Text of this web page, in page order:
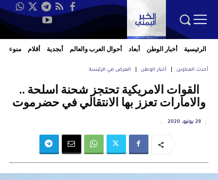
الرئيسية أخبار الوطن أبعاد أحوال العرب والعالم أبجدية أقلام منوعات
أحدث العناوين أخبار الوطن العرض في الرئيسة
القوات الامريكية تحتجز شحنة اسلحة ..
والامارات تعزز بها الانتقالي في حضرموت
29 يونيو، 2020